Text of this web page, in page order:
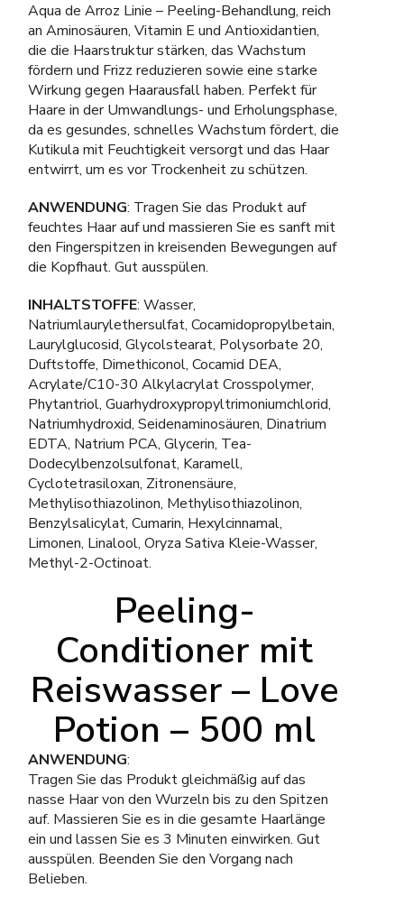
Aqua de Arroz Linie – Peeling-Behandlung, reich
an Aminosäuren, Vitamin E und Antioxidantien,
die die Haarstruktur stärken, das Wachstum
fördern und Frizz reduzieren sowie eine starke
Wirkung gegen Haarausfall haben. Perfekt für
Haare in der Umwandlungs- und Erholungsphase,
da es gesundes, schnelles Wachstum fördert, die
Kutikula mit Feuchtigkeit versorgt und das Haar
entwirrt, um es vor Trockenheit zu schützen.
ANWENDUNG: Tragen Sie das Produkt auf
feuchtes Haar auf und massieren Sie es sanft mit
den Fingerspitzen in kreisenden Bewegungen auf
die Kopfhaut. Gut ausspülen.
INHALTSTOFFE: Wasser,
Natriumlaurylethersulfat, Cocamidopropylbetain,
Laurylglucosid, Glycolstearat, Polysorbate 20,
Duftstoffe, Dimethiconol, Cocamid DEA,
Acrylate/C10-30 Alkylacrylat Crosspolymer,
Phytantriol, Guarhydroxypropyltrimoniumchlorid,
Natriumhydroxid, Seidenaminosäuren, Dinatrium
EDTA, Natrium PCA, Glycerin, Tea-
Dodecylbenzolsulfonat, Karamell,
Cyclotetrasiloxan, Zitronensäure,
Methylisothiazolinon, Methylisothiazolinon,
Benzylsalicylat, Cumarin, Hexylcinnamal,
Limonen, Linalool, Oryza Sativa Kleie-Wasser,
Methyl-2-Octinoat.
Peeling-
Conditioner mit
Reiswasser – Love
Potion – 500 ml
ANWENDUNG:
Tragen Sie das Produkt gleichmäßig auf das
nasse Haar von den Wurzeln bis zu den Spitzen
auf. Massieren Sie es in die gesamte Haarlänge
ein und lassen Sie es 3 Minuten einwirken. Gut
ausspülen. Beenden Sie den Vorgang nach
Belieben.